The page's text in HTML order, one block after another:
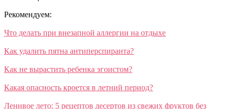
Рекомендуем:
Что делать при внезапной аллергии на отдыхе
Как удалить пятна антиперспиранта?
Как не вырастить ребенка эгоистом?
Какая опасность кроется в летний период?
Ленивое лето: 5 рецептов десертов из свежих фруктов без